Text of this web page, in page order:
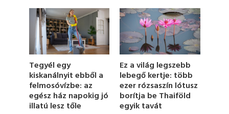
s
Tegyél egy
kiskanálnyit ebből a
felmosóvízbe: az
egész ház napokig jó
illatú lesz tőle
Ez a világ legszebb
lebegő kertje: több
ezer rózsaszín lótusz
borítja be Thaiföld
egyik tavát